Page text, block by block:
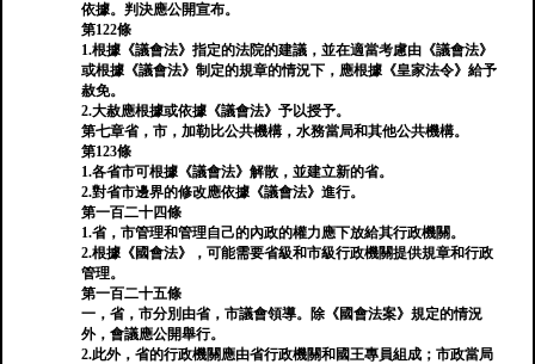
依據。判決應公開宣布。
第122條
1.根據《議會法》指定的法院的建議，並在適當考慮由《議會法》
或根據《議會法》制定的規章的情況下，應根據《皇家法令》給予
赦免。
2.大赦應根據或依據《議會法》予以授予。
第七章省，市，加勒比公共機構，水務當局和其他公共機構。
第123條
1.各省市可根據《議會法》解散，並建立新的省。
2.對省市邊界的修改應依據《議會法》進行。
第一百二十四條
1.省，市管理和管理自己的內政的權力應下放給其行政機關。
2.根據《國會法》，可能需要省級和市級行政機關提供規章和行政
管理。
第一百二十五條
一，省，市分別由省，市議會領導。除《國會法案》規定的情況
外，會議應公開舉行。
2.此外，省的行政機關應由省行政機關和國王專員組成；市政當局